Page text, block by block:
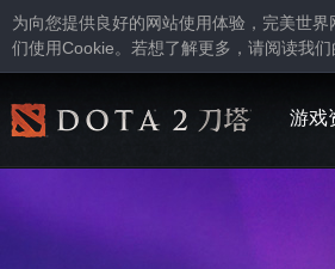
为向您提供良好的网站使用体验，完美世
们使用Cookie。若想了解更多，请阅读我们
游戏